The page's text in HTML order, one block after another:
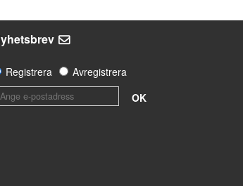
Registrera
Avregistrera
OK